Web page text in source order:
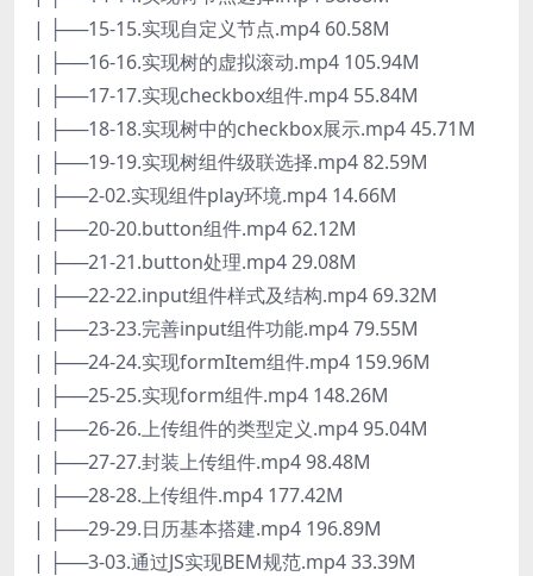
| ├──15-15.实现自定义节点.mp4 60.58M
| ├──16-16.实现树的虚拟滚动.mp4 105.94M
| ├──17-17.实现checkbox组件.mp4 55.84M
| ├──18-18.实现树中的checkbox展示.mp4 45.71M
| ├──19-19.实现树组件级联选择.mp4 82.59M
| ├──2-02.实现组件play环境.mp4 14.66M
| ├──20-20.button组件.mp4 62.12M
| ├──21-21.button处理.mp4 29.08M
| ├──22-22.input组件样式及结构.mp4 69.32M
| ├──23-23.完善input组件功能.mp4 79.55M
| ├──24-24.实现formItem组件.mp4 159.96M
| ├──25-25.实现form组件.mp4 148.26M
| ├──26-26.上传组件的类型定义.mp4 95.04M
| ├──27-27.封装上传组件.mp4 98.48M
| ├──28-28.上传组件.mp4 177.42M
| ├──29-29.日历基本搭建.mp4 196.89M
| ├──3-03.通过JS实现BEM规范.mp4 33.39M